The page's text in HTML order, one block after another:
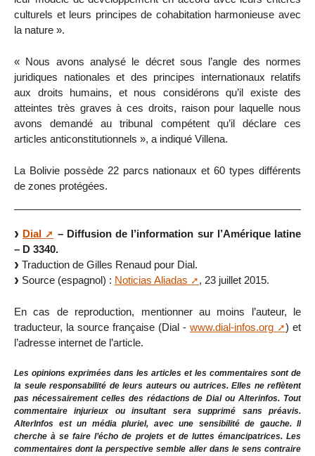
culturels et leurs principes de cohabitation harmonieuse avec
la nature ».
« Nous avons analysé le décret sous l’angle des normes
juridiques nationales et des principes internationaux relatifs
aux droits humains, et nous considérons qu’il existe des
atteintes très graves à ces droits, raison pour laquelle nous
avons demandé au tribunal compétent qu’il déclare ces
articles anticonstitutionnels », a indiqué Villena.
La Bolivie possède 22 parcs nationaux et 60 types différents
de zones protégées.
Dial
– Diffusion de l’information sur l’Amérique latine
– D 3340.
Traduction de Gilles Renaud pour Dial.
Source (espagnol) : Noticias Aliadas , 23 juillet 2015.
En cas de reproduction, mentionner au moins l’auteur, le
traducteur, la source française (Dial - www.dial-infos.org
) et
l’adresse internet de l’article.
Les opinions exprimées dans les articles et les commentaires sont de
la seule responsabilité de leurs auteurs ou autrices. Elles ne reflètent
pas nécessairement celles des rédactions de Dial ou Alterinfos. Tout
commentaire injurieux ou insultant sera supprimé sans préavis.
AlterInfos est un média pluriel, avec une sensibilité de gauche. Il
cherche à se faire l’écho de projets et de luttes émancipatrices. Les
commentaires dont la perspective semble aller dans le sens contraire